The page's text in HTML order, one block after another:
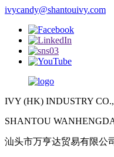
ivycandy@shantouivy.com
IVY (HK) INDUSTRY
SHANTOU
汕头市万亨达贸易有限公